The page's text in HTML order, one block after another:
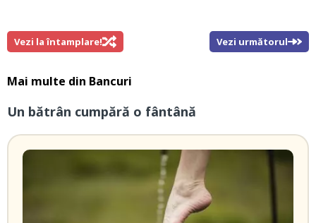
Vezi la întamplare! Vezi următorul
Mai multe din Bancuri
Un bătrân cumpără o fântână